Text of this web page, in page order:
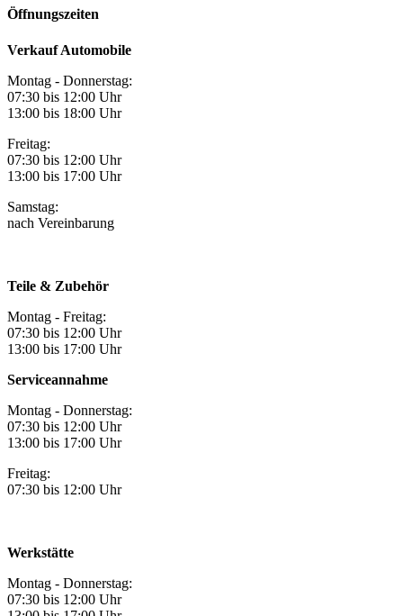
Öffnungszeiten
Verkauf Automobile
Montag - Donnerstag:
07:30 bis 12:00 Uhr
13:00 bis 18:00 Uhr
Freitag:
07:30 bis 12:00 Uhr
13:00 bis 17:00 Uhr
Samstag:
nach Vereinbarung
Teile & Zubehör
Montag - Freitag:
07:30 bis 12:00 Uhr
13:00 bis 17:00 Uhr
Serviceannahme
Montag - Donnerstag:
07:30 bis 12:00 Uhr
13:00 bis 17:00 Uhr
Freitag:
07:30 bis 12:00 Uhr
Werkstätte
Montag - Donnerstag:
07:30 bis 12:00 Uhr